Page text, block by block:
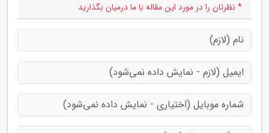
* نظرتان را در مورد این مقاله با ما درمیان بگذارید